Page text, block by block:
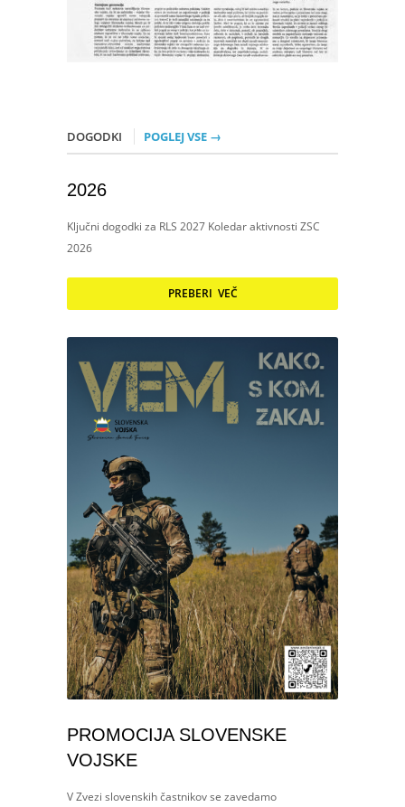
DOGODKI POGLEJ VSE →
2026
Ključni dogodki za RLS 2027 Koledar aktivnosti ZSC
2026
PREBERI VEČ
PROMOCIJA SLOVENSKE
VOJSKE
V Zvezi slovenskih častnikov se zavedamo